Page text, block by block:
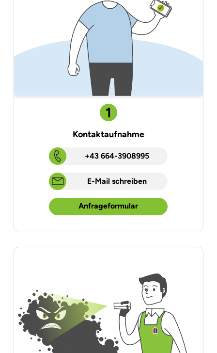
1
Kontaktaufnahme
+43 664-3908995
E-Mail schreiben
Anfrageformular